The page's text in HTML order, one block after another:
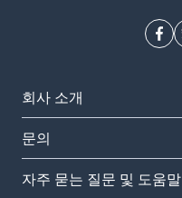
회사 소개
문의
자주 묻는 질문 및 도움말